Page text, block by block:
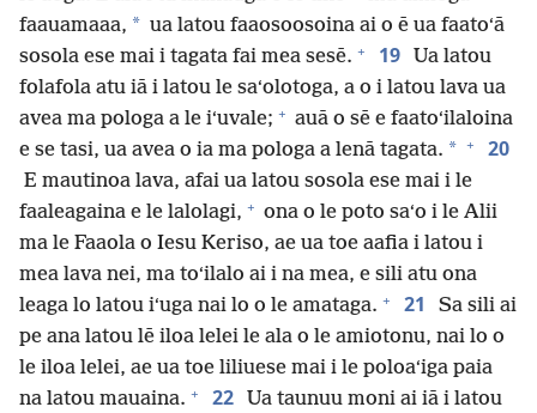
faauamaaa, * ua latou faaosoosoina ai o ē ua faatoʻā
sosola ese mai i tagata fai mea sesē. + 19
Ua latou
folafola atu iā i latou le saʻolotoga, a o i latou lava ua
avea ma pologa a le iʻuvale; + auā o sē e faatoʻilaloina
e se tasi, ua avea o ia ma pologa a lenā tagata. * + 20
E mautinoa lava, afai ua latou sosola ese mai i le
faaleagaina e le lalolagi, + ona o le poto saʻo i le Alii
ma le Faaola o Iesu Keriso, ae ua toe aafia i latou i
mea lava nei, ma toʻilalo ai i na mea, e sili atu ona
leaga lo latou iʻuga nai lo o le amataga. + 21
Sa sili ai
pe ana latou lē iloa lelei le ala o le amiotonu, nai lo o
le iloa lelei, ae ua toe liliuese mai i le poloaʻiga paia
na latou mauaina. + 22
Ua taunuu moni ai iā i latou